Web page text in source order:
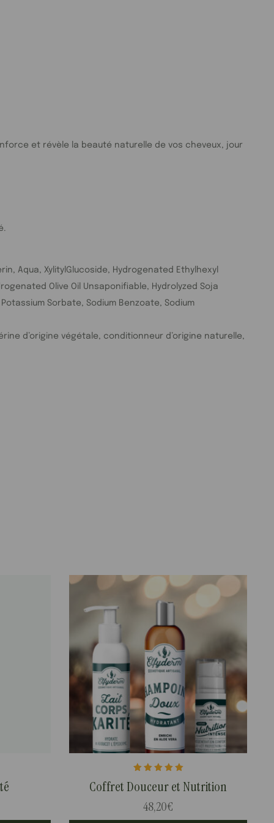
et révèle la beauté naturelle de vos cheveux, jour
Aqua, XylitylGlucoside, Hydrogenated Ethylhexyl
Olive Oil Unsaponifiable, Hydrolyzed Soja
Sorbate, Sodium Benzoate, Sodium
d’origine végétale, conditionneur d’origine naturelle,
5.00
Coffret Douceur et Nutrition
48,20€